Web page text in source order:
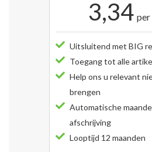
3,34 per
Uitsluitend met BIG
Toegang tot alle
Help ons u relevant
brengen
Automatische
afschrijving
Looptijd 12 maanden